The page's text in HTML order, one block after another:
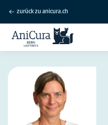
zurück zu anicura.ch